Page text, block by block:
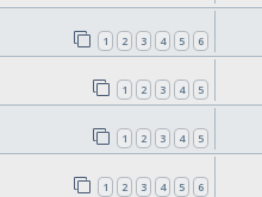
1 2 3 4 5 6
1 2 3 4 5
1 2 3 4 5
1 2 3 4 5 6